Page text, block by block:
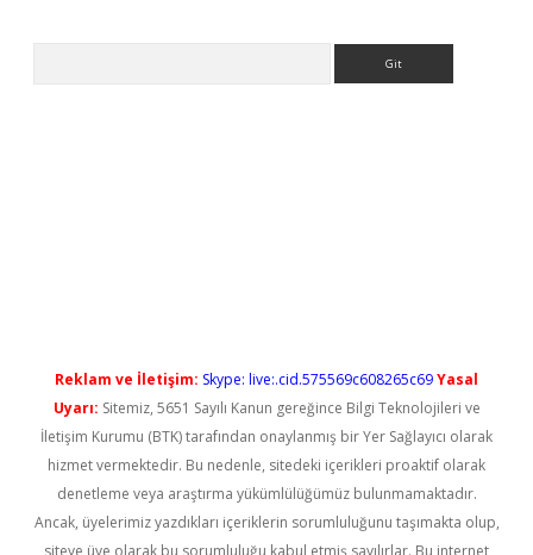
Reklam ve İletişim: Skype: live:.cid.575569c608265c69Yasal
Uyarı: Sitemiz, 5651 Sayılı Kanun gereğince Bilgi Teknolojileri ve
İletişim Kurumu (BTK) tarafından onaylanmış bir Yer Sağlayıcı olarak
hizmet vermektedir. Bu nedenle, sitedeki içerikleri proaktif olarak
denetleme veya araştırma yükümlülüğümüz bulunmamaktadır.
Ancak, üyelerimiz yazdıkları içeriklerin sorumluluğunu taşımakta olup,
siteye üye olarak bu sorumluluğu kabul etmiş sayılırlar. Bu internet